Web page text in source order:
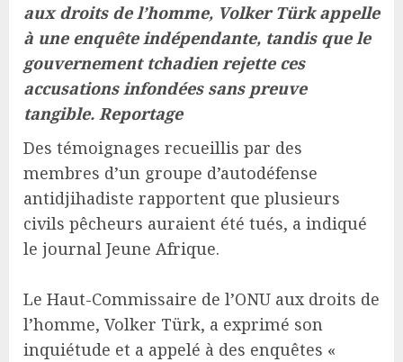
aux droits de l’homme, Volker Türk appelle
à une enquête indépendante, tandis que le
gouvernement tchadien rejette ces
accusations infondées sans preuve
tangible. Reportage
Des témoignages recueillis par des
membres d’un groupe d’autodéfense
antidjihadiste rapportent que plusieurs
civils pêcheurs auraient été tués, a indiqué
le journal Jeune Afrique.
Le Haut-Commissaire de l’ONU aux droits de
l’homme, Volker Türk, a exprimé son
inquiétude et a appelé à des enquêtes «